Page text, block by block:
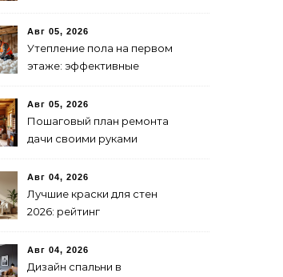
Авг 05, 2026
Утепление пола на первом
этаже: эффективные
Авг 05, 2026
Пошаговый план ремонта
дачи своими руками
Авг 04, 2026
Лучшие краски для стен
2026: рейтинг
стойкости
Авг 04, 2026
Дизайн спальни в